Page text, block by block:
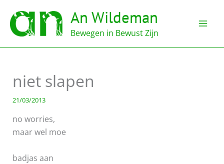
naar
inhoud
An Wildeman
Bewegen in Bewust Zijn
niet slapen
21/03/2013
no worries,
maar wel moe
badjas aan